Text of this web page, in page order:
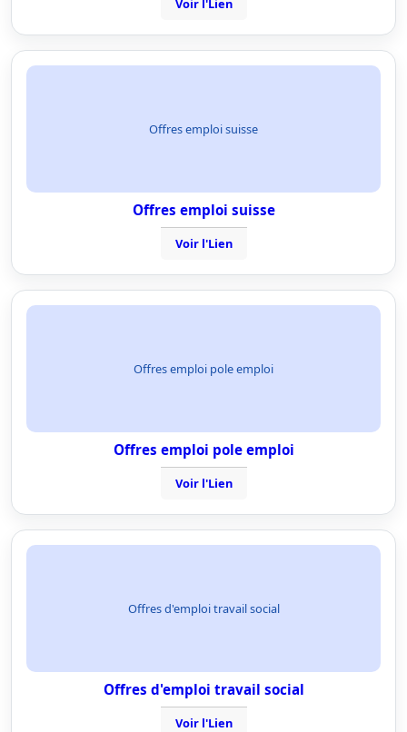
Voir l'Lien
Offres emploi suisse
Offres emploi suisse
Voir l'Lien
Offres emploi pole emploi
Offres emploi pole emploi
Voir l'Lien
Offres d'emploi travail social
Offres d'emploi travail social
Voir l'Lien